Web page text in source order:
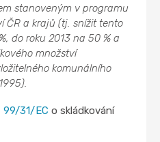
stanoveným v programu
ČR a krajů (tj. snížit tento
do roku 2013 na 50 % a
množství
komunálního
99/31/EC o skládkování